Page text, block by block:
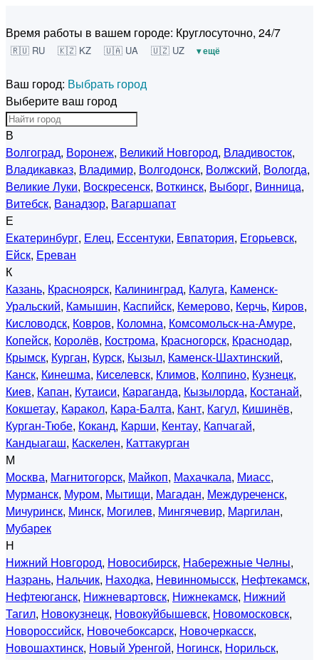
Время работы в вашем городе: Круглосуточно, 24/7
🇷🇺 RU 🇰🇿 KZ 🇺🇦 UA 🇺🇿 UZ ▾ ещё
Ваш город: Выбрать город
Выберите ваш город
В
Волгоград, Воронеж, Великий Новгород, Владивосток,
Владикавказ, Владимир, Волгодонск, Волжский, Вологда,
Великие Луки, Воскресенск, Воткинск, Выборг, Винница,
Витебск, Ванадзор, Вагаршапат
Е
Екатеринбург, Елец, Ессентуки, Евпатория, Егорьевск,
Ейск, Ереван
К
Казань, Красноярск, Калининград, Калуга, Каменск-
Уральский, Камышин, Каспийск, Кемерово, Керчь, Киров,
Кисловодск, Ковров, Коломна, Комсомольск-на-Амуре,
Копейск, Королёв, Кострома, Красногорск, Краснодар,
Крымск, Курган, Курск, Кызыл, Каменск-Шахтинский,
Канск, Кинешма, Киселевск, Климов, Колпино, Кузнецк,
Киев, Капан, Кутаиси, Караганда, Кызылорда, Костанай,
Кокшетау, Каракол, Кара-Балта, Кант, Кагул, Кишинёв,
Курган-Тюбе, Коканд, Карши, Кентау, Капчагай,
Кандыагаш, Каскелен, Каттакурган
М
Москва, Магнитогорск, Майкоп, Махачкала, Миасс,
Мурманск, Муром, Мытищи, Магадан, Междуреченск,
Мичуринск, Минск, Могилев, Мингячевир, Маргилан,
Мубарек
Н
Нижний Новгород, Новосибирск, Набережные Челны,
Назрань, Нальчик, Находка, Невинномысск, Нефтекамск,
Нефтеюганск, Нижневартовск, Нижнекамск, Нижний
Тагил, Новокузнецк, Новокуйбышевск, Новомосковск,
Новороссийск, Новочебоксарск, Новочеркасск,
Новошахтинск, Новый Уренгой, Ногинск, Норильск,